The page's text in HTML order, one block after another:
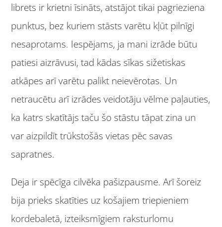
librets ir krietni īsināts, atstājot tikai pagrieziena
punktus, bez kuriem stāsts varētu kļūt pilnīgi
nesaprotams. Iespējams, ja mani izrāde būtu
patiesi aizrāvusi, tad kādas sīkas sižetiskas
atkāpes arī varētu palikt neievērotas. Un
netraucētu arī izrādes veidotāju vēlme paļauties,
ka katrs skatītājs taču šo stāstu tāpat zina un
var aizpildīt trūkstošās vietas pēc savas
sapratnes.
Deja ir spēcīga cilvēka pašizpausme. Arī šoreiz
bija prieks skatīties uz košajiem triepieniem
kordebaletā, izteiksmīgiem raksturlomu